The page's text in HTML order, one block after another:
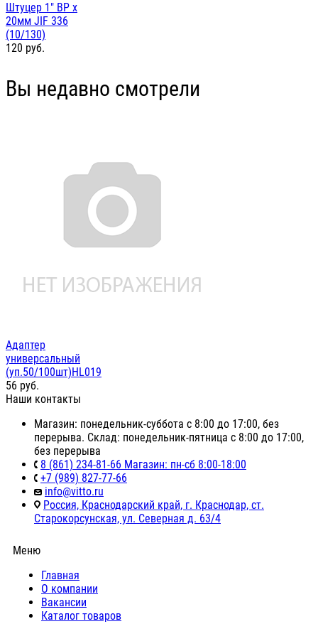
Штуцер 1" ВР х
20мм JIF 336
(10/130)
120 руб.
Вы недавно смотрели
Адаптер
универсальный
(уп.50/100шт)HL019
56 руб.
Наши контакты
Магазин: понедельник-суббота с 8:00 до 17:00, без
перерыва. Склад: понедельник-пятница с 8:00 до 17:00,
без перерыва
8 (861) 234-81-66 Магазин: пн-сб 8:00-18:00
+7 (989) 827-77-66
info@vitto.ru
Россия, Краснодарский край, г. Краснодар, ст.
Старокорсунская, ул. Северная д. 63/4
Меню
Главная
О компании
Вакансии
Каталог товаров